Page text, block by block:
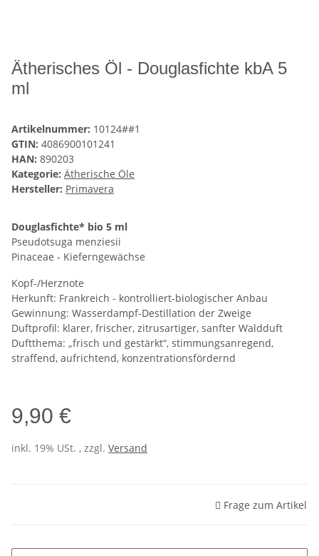
Ätherisches Öl - Douglasfichte kbA 5
ml
Artikelnummer: 10124##1
GTIN: 4086900101241
HAN: 890203
Kategorie: Ätherische Öle
Hersteller: Primavera
Douglasfichte* bio 5 ml
Pseudotsuga menziesii
Pinaceae - Kieferngewächse
Kopf-/Herznote
Herkunft: Frankreich - kontrolliert-biologischer Anbau
Gewinnung: Wasserdampf-Destillation der Zweige
Duftprofil: klarer, frischer, zitrusartiger, sanfter Waldduft
Duftthema: „frisch und gestärkt“, stimmungsanregend,
straffend, aufrichtend, konzentrationsfördernd
9,90 €
inkl. 19% USt. , zzgl. Versand
Frage zum Artikel